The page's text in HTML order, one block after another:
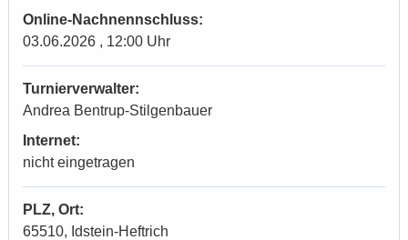
Online-Nachnennschluss:
03.06.2026 , 12:00 Uhr
Turnierverwalter:
Andrea Bentrup-Stilgenbauer
Internet:
nicht eingetragen
PLZ, Ort:
65510, Idstein-Heftrich